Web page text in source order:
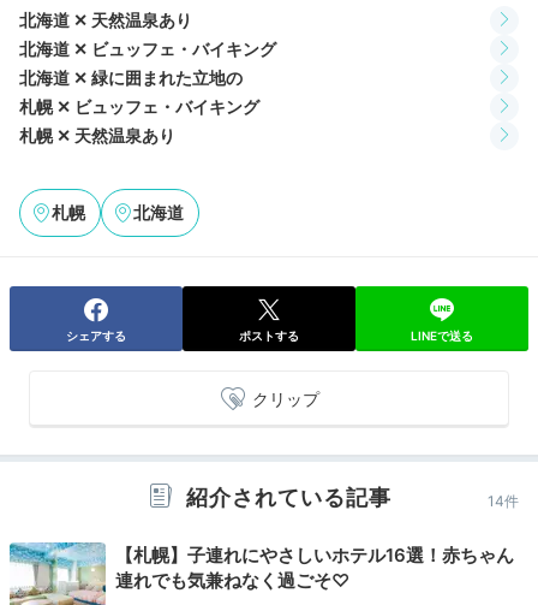
しませんか？
minaxy3737
母の誕生日ということで事前にケーキを予約し、部屋ま
で届けていただきました。タイミングよく持ってきてい
森を望む大浴場で
北海道 ✕ 天然温泉あり
北海道 ✕ ビュッフェ・バイキング
北海道 ✕ 緑に囲まれた立地の
札幌 ✕ ビュッフェ・バイキング
札幌 ✕ 天然温泉あり
札幌 北海道
シェアする ポストする LINEで送る
クリップ
紹介されている記事 14件
【札幌】子連れにやさしいホテル16選！赤ちゃん
連れでも気兼ねなく過ごそ♡